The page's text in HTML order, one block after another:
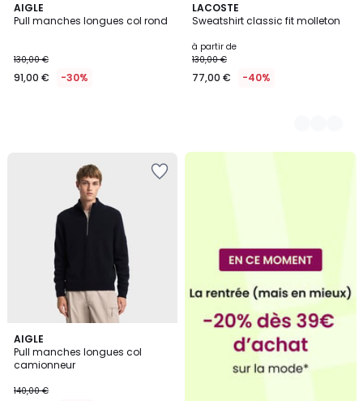
AIGLE
Pull manches longues col rond
130,00 €
91,00 € -30%
LACOSTE
Sweatshirt classic fit molleton
à partir de
130,00 €
77,00 € -40%
3
Couleurs
AIGLE
Pull manches longues col
camionneur
140,00 €